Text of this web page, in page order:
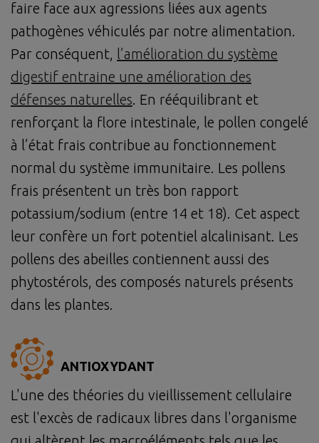
faire face aux agressions liées aux agents
pathogènes véhiculés par notre alimentation.
Par conséquent, l’amélioration du système
digestif entraine une amélioration des
défenses naturelles. En rééquilibrant et
renforçant la flore intestinale, le pollen congelé
à l’état frais contribue au fonctionnement
normal du système immunitaire. Les pollens
frais présentent un très bon rapport
potassium/sodium (entre 14 et 18). Cet aspect
leur confère un fort potentiel alcalinisant. Les
pollens des abeilles contiennent aussi des
phytostérols, des composés naturels présents
dans les plantes.
ANTIOXYDANT
L'une des théories du vieillissement cellulaire
est l'excès de radicaux libres dans l'organisme